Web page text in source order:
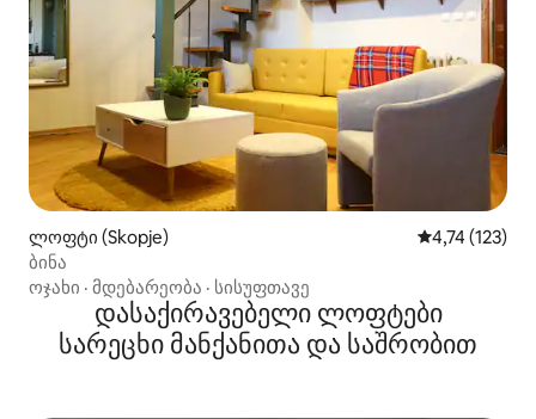
ლოფტი (Skopje) საშუალო
4,74 (123)
ბინა
ოჯახი · მდებარეობა · სისუფთავე
დასაქირავებელი ლოფტები
სარეცხი მანქანითა და საშრობით